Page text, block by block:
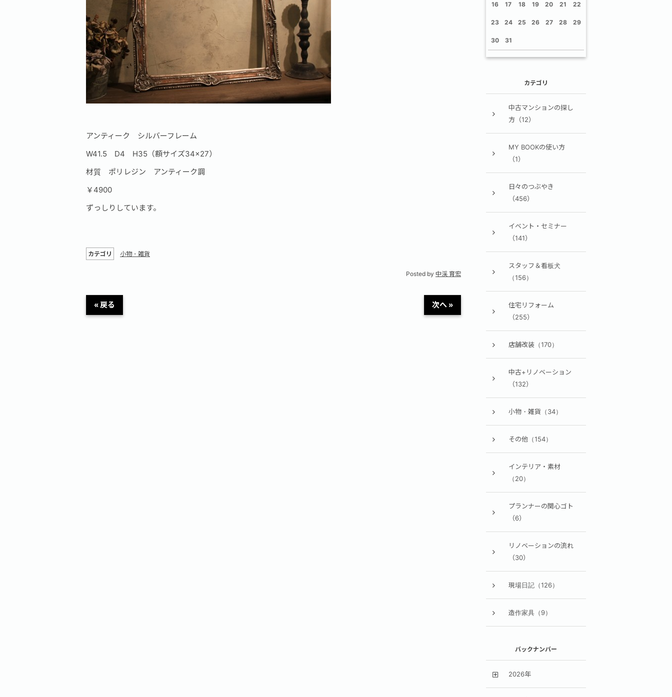
アンティーク シルバーフレーム
W41.5 D4 H35（額サイズ34×27）
材質 ポリレジン アンティーク調
￥4900
ずっしりしています。
カテゴリ 小物・雑貨
Posted by 中渓 育宏
« 戻る 次へ »
16 17 18 19 20 21 22
23 24 25 26 27 28 29
30 31
カテゴリ
中古マンションの探し
方（12）
MY BOOKの使い方
（1）
日々のつぶやき
（456）
イベント・セミナー
（141）
スタッフ＆看板犬
（156）
住宅リフォーム
（255）
店舗改装（170）
中古+リノベーション
（132）
小物・雑貨（34）
その他（154）
インテリア・素材
（20）
プランナーの関心ゴト
（6）
リノベーションの流れ
（30）
現場日記（126）
造作家具（9）
バックナンバー
2026年